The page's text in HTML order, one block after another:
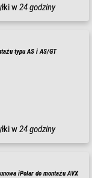
w24 godziny
typu AS i AS/GT
w24 godziny
iPolar do montażu AVX